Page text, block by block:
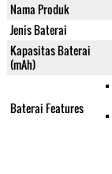
Nama Produk
Jenis Baterai
Kapasitas Baterai
(mAh)
Baterai Features